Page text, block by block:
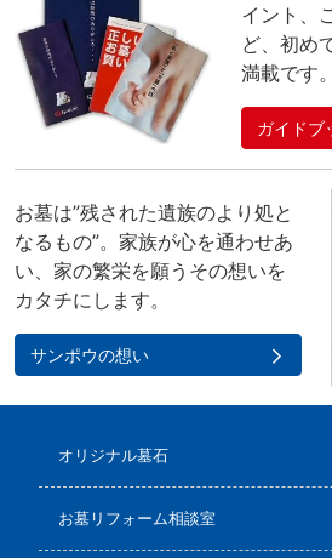
イント、
ど、初め
満載です。
ガイドブ
お墓は”残された遺族のより処と
なるもの”。家族が心を通わせあ
い、家の繁栄を願うその想いを
カタチにします。
サンポウの想い
オリジナル墓石
お墓リフォーム相談室